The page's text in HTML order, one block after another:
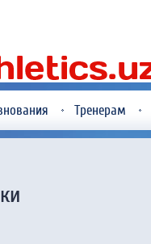
Тренерам